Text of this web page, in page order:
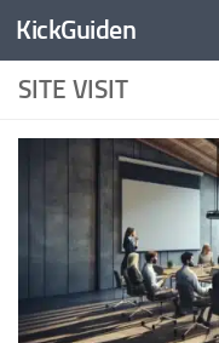
Skip to content
KickGuiden
SITE VISIT